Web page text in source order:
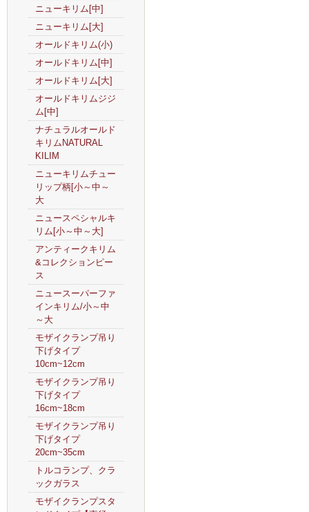
ニューキリム[中]
ニューキリム[大]
オールドキリム(小)
オールドキリム[中]
オールドキリム[大]
オールドキリムジジ
ム[中]
ナチュラルオールド
キリムNATURAL
KILIM
ニューキリムチュー
リップ柄[小～中～
大
ニュースペシャルキ
リム[小～中～大]
アンティークキリム
&コレクションピー
ス
ニュースーパーファ
インキリム/小～中
～大
モザイクランプ吊り
下げタイプ
10cm~12cm
モザイクランプ吊り
下げタイプ
16cm~18cm
モザイクランプ吊り
下げタイプ
20cm~35cm
トルコランプ、クラ
ックガラス
モザイクランプスタ